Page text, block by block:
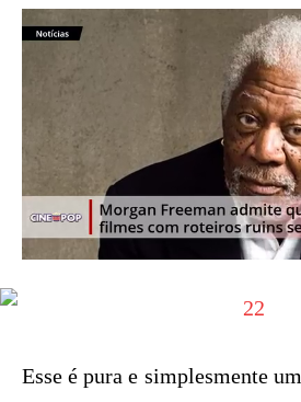
Esse é pura e simplesmente um